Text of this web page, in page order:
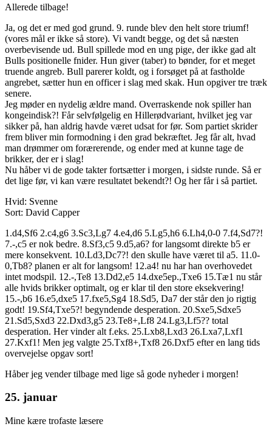
Allerede tilbage!
Ja, og det er med god grund. 9. runde blev den helt store triumf!
(vores mål er ikke så store). Vi vandt begge, og det så næsten
overbevisende ud. Bull spillede mod en ung pige, der ikke gad alt
Bulls positionelle fnider. Hun giver (taber) to bønder, for et meget
truende angreb. Bull parerer koldt, og i forsøget på at fastholde
angrebet, sætter hun en officer i slag med skak. Hun opgiver tre træk
senere.
Jeg møder en nydelig ældre mand. Overraskende nok spiller han
kongeindisk?! Får selvfølgelig en Hillerødvariant, hvilket jeg var
sikker på, han aldrig havde været udsat for før. Som partiet skrider
frem bliver min formodning i den grad bekræftet. Jeg får alt, hvad
man drømmer om forærerende, og ender med at kunne tage de
brikker, der er i slag!
Nu håber vi de gode takter fortsætter i morgen, i sidste runde. Så er
det lige før, vi kan være resultatet bekendt?! Og her får i så partiet.
Hvid: Svenne
Sort: David Capper
1.d4,Sf6 2.c4,g6 3.Sc3,Lg7 4.e4,d6 5.Lg5,h6 6.Lh4,0-0 7.f4,Sd7?!
7.-,c5 er nok bedre. 8.Sf3,c5 9.d5,a6? for langsomt direkte b5 er
mere konsekvent. 10.Ld3,Dc7?! den skulle have været til a5. 11.0-
0,Tb8? planen er alt for langsom! 12.a4! nu har han overhovedet
intet modspil. 12.-,Te8 13.Dd2,e5 14.dxe5ep.,Txe6 15.Tæ1 nu står
alle hvids brikker optimalt, og er klar til den store eksekvering!
15.-,b6 16.e5,dxe5 17.fxe5,Sg4 18.Sd5, Da7 der står den jo rigtig
godt! 19.Sf4,Txe5?! begyndende desperation. 20.Sxe5,Sdxe5
21.Sd5,Sxd3 22.Dxd3,g5 23.Te8+,Lf8 24.Lg3,Lf5?? total
desperation. Her vinder alt f.eks. 25.Lxb8,Lxd3 26.Lxa7,Lxf1
27.Kxf1! Men jeg valgte 25.Txf8+,Txf8 26.Dxf5 efter en lang tids
overvejelse opgav sort!
Håber jeg vender tilbage med lige så gode nyheder i morgen!
25. januar
Mine kære trofaste læsere